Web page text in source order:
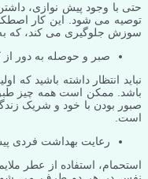
حتی با وجود پیش نوازی،
توصیه می شود. این کار
سوزش جلوگیری می کند، که به
صبر و حوصله به دور از
نباید انتظار داشته باشید که
باشد. ممکن است همه چیز
صبور بودن با خود و شریک
است.
رعایت بهداشت فردی
استحمام، استفاده از عطر